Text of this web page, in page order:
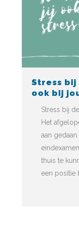
Stress bij
ook bij
Stress bij
Het
aan
thuis te
een positie